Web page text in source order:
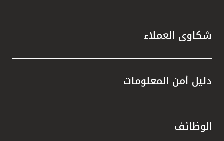
شكاوى العملاء
دليل أمن المعلومات
الوظائف